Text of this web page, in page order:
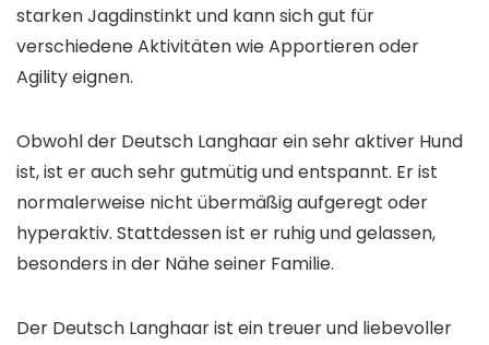
starken Jagdinstinkt und kann sich gut für
verschiedene Aktivitäten wie Apportieren oder
Agility eignen.
Obwohl der Deutsch Langhaar ein sehr aktiver Hund
ist, ist er auch sehr gutmütig und entspannt. Er ist
normalerweise nicht übermäßig aufgeregt oder
hyperaktiv. Stattdessen ist er ruhig und gelassen,
besonders in der Nähe seiner Familie.
Der Deutsch Langhaar ist ein treuer und liebevoller